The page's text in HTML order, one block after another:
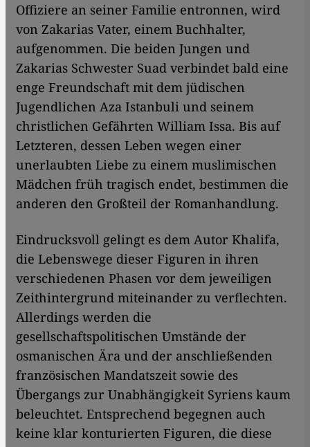
Offiziere an seiner Familie entronnen, wird
von Zakarias Vater, einem Buchhalter,
aufgenommen. Die beiden Jungen und
Zakarias Schwester Suad verbindet bald eine
enge Freundschaft mit dem jüdischen
Jugendlichen Aza Istanbuli und seinem
christlichen Gefährten William Issa. Bis auf
Letzteren, dessen Leben wegen einer
unerlaubten Liebe zu einem muslimischen
Mädchen früh tragisch endet, bestimmen die
anderen den Großteil der Romanhandlung.
Eindrucksvoll gelingt es dem Autor Khalifa,
die Lebenswege dieser Figuren in ihren
verschiedenen Phasen vor dem jeweiligen
Zeit­hintergrund miteinander zu verflechten.
Allerdings werden die
gesellschaftspolitischen Umstände der
osmanischen Ära und der anschließenden
französischen Mandatszeit sowie des
Übergangs zur Unabhängigkeit Syriens kaum
beleuchtet. Entsprechend begegnen auch
keine klar konturierten Figuren, die diese